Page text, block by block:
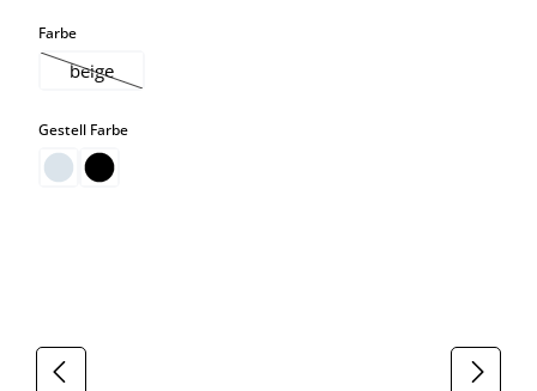
Farbeauswählen
beige
(Diese Option ist zurzeit nicht verfügbar.)
Gestell Farbeauswählen